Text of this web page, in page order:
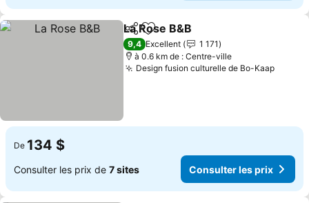
PartagerAjouter à mes favoris
La Rose B&B
9,4 Excellent
1 171
à 0.6 km de : Centre-ville
Design fusion culturelle de Bo-Kaap
De 134 $
Consulter les prix de 7 sites Consulter les prix